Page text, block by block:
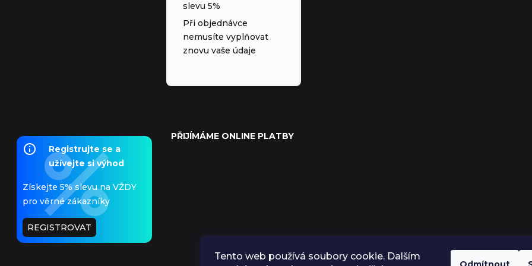
Tento web používá soubory cookie. Dalším
slevu 5%
Při objednávce
nemusíte vyplňovat
znovu vaše údaje
Registrujte se a
užívejte si výhod
Získejte 5% slevu na VŽDY
pro věrné zákazníky
REGISTROVAT
PŘIJÍMÁME ONLINE PLATBY